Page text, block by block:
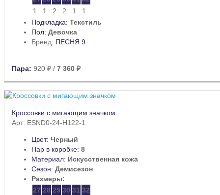
1
1 2 2 1
1
Подкладка: Текстиль
Пол: Девочка
Бренд: ПЕСНЯ 9
Пара: 920 ₽ / 7 360 ₽
Кроссовки с мигающим значком
Арт: ESND0-24-H122-1
Цвет: Черный
Пар в коробке: 8
Материал: Искусственная кожа
Сезон: Демисезон
Размеры:
27 28 29 30 31 32